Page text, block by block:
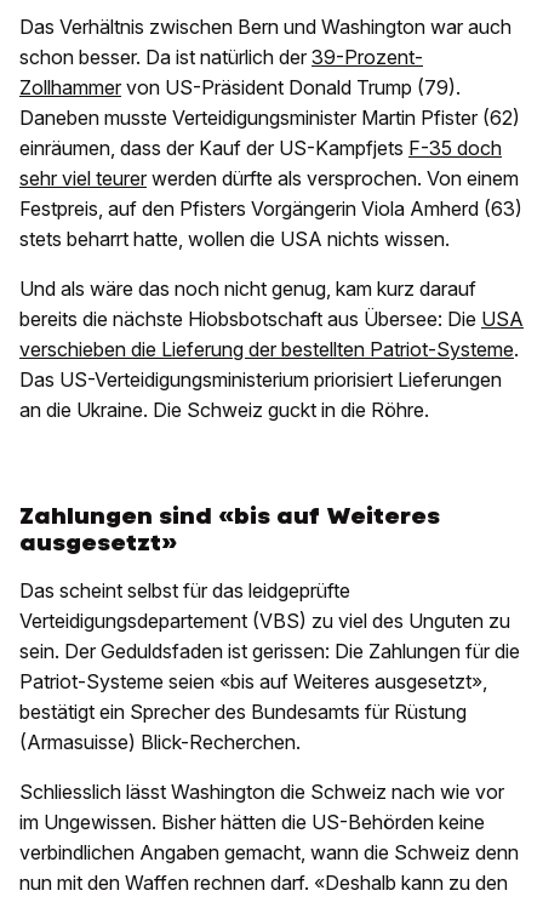
Das Verhältnis zwischen Bern und Washington war auch
schon besser. Da ist natürlich der 39-Prozent-
Zollhammer von US-Präsident Donald Trump (79).
Daneben musste Verteidigungsminister Martin Pfister (62)
einräumen, dass der Kauf der US-Kampfjets F-35 doch
sehr viel teurer werden dürfte als versprochen. Von einem
Festpreis, auf den Pfisters Vorgängerin Viola Amherd (63)
stets beharrt hatte, wollen die USA nichts wissen.
Und als wäre das noch nicht genug, kam kurz darauf
bereits die nächste Hiobsbotschaft aus Übersee: Die USA
verschieben die Lieferung der bestellten Patriot-Systeme.
Das US-Verteidigungsministerium priorisiert Lieferungen
an die Ukraine. Die Schweiz guckt in die Röhre.
Zahlungen sind «bis auf Weiteres
ausgesetzt»
Das scheint selbst für das leidgeprüfte
Verteidigungsdepartement (VBS) zu viel des Unguten zu
sein. Der Geduldsfaden ist gerissen: Die Zahlungen für die
Patriot-Systeme seien «bis auf Weiteres ausgesetzt»,
bestätigt ein Sprecher des Bundesamts für Rüstung
(Armasuisse) Blick-Recherchen.
Schliesslich lässt Washington die Schweiz nach wie vor
im Ungewissen. Bisher hätten die US-Behörden keine
verbindlichen Angaben gemacht, wann die Schweiz denn
nun mit den Waffen rechnen darf. «Deshalb kann zu den